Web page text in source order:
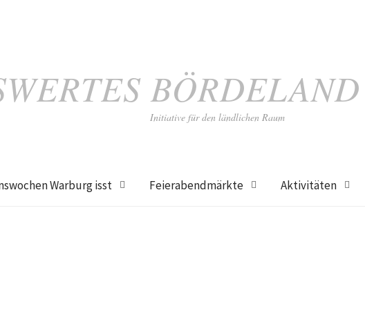
Initiative für den ländlichen Raum
Warburg isst Feierabendmärkte Aktivitäten